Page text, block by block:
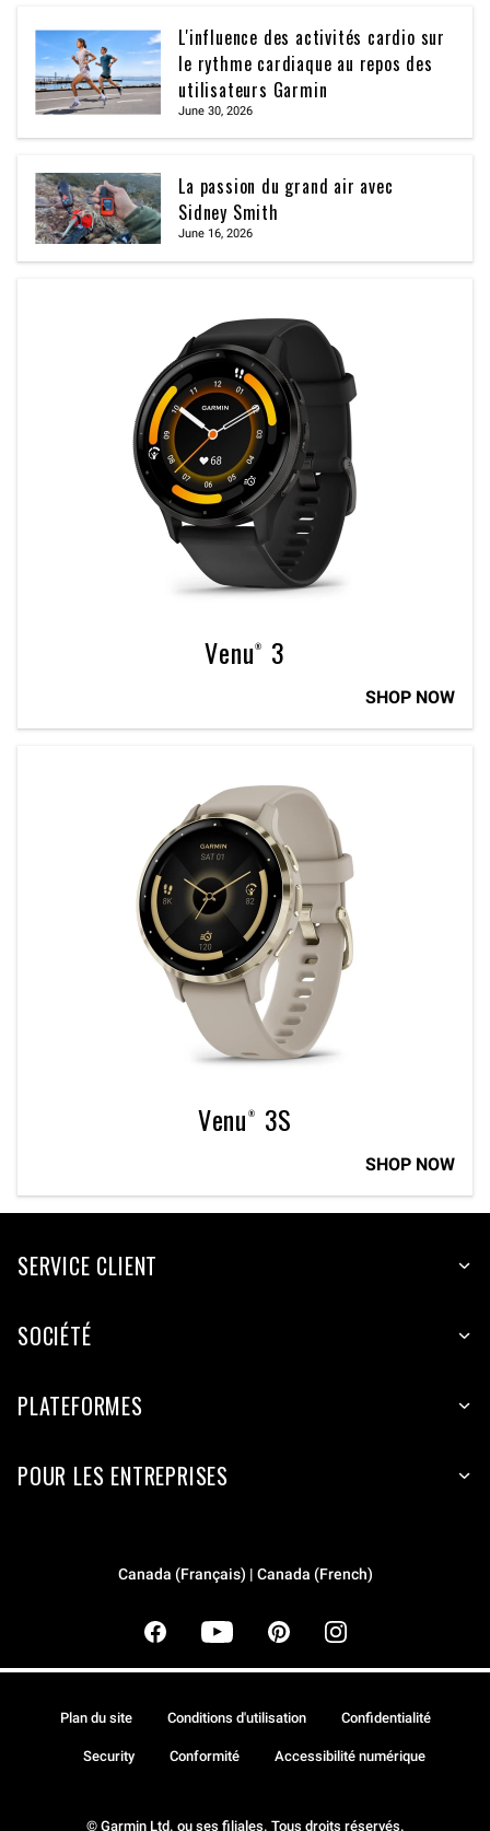
L'influence des activités cardio sur
le rythme cardiaque au repos des
utilisateurs Garmin
June 30, 2026
La passion du grand air avec
Sidney Smith
June 16, 2026
Venu® 3
SHOP NOW
Venu® 3S
SHOP NOW
SERVICE CLIENT
SOCIÉTÉ
PLATEFORMES
POUR LES ENTREPRISES
Canada (Français) | Canada (French)
© Garmin Ltd. ou ses filiales. Tous droits réservés.
Plan du site Conditions d'utilisation Confidentialité
Security Conformité Accessibilité numérique